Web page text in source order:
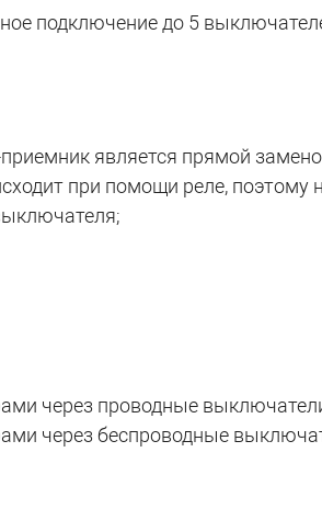
подключение до 5
является прямой
при помощи реле,
через проводные
через беспроводные